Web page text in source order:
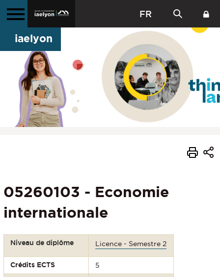
FR
iaelyon
05260103 - Economie
internationale
Niveau de diplôme Licence - Semestre 2
Crédits ECTS 5